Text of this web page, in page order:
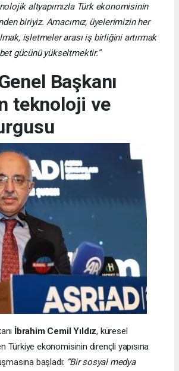
altyapımızla Türk ekonomisinin
biriyiz. Amacımız, üyelerimizin her
işletmeler arası iş birliğini artırmak
gücünü yükseltmektir.”
Başkanı
teknoloji ve
İbrahim Cemil Yıldız, küresel
Türkiye ekonomisinin dirençli yapısına
başladı: “Bir sosyal medya